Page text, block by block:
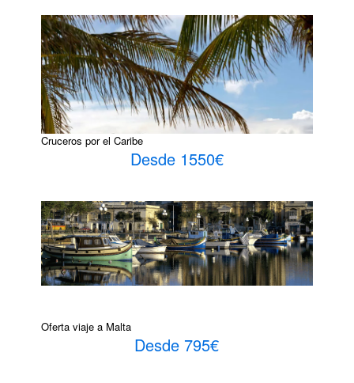
Cruceros por el Caribe
Desde 1550€
Oferta viaje a Malta
Desde 795€